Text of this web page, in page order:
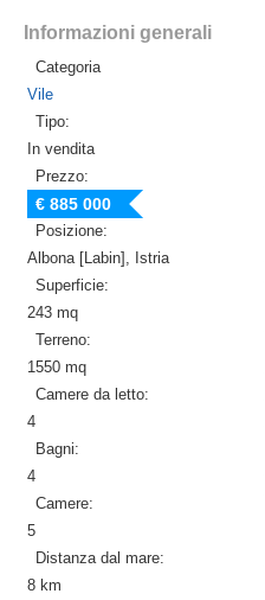
Informazioni generali
Categoria
Vile
Tipo:
In vendita
Prezzo:
€ 885 000
Posizione:
Albona [Labin], Istria
Superficie:
243 mq
Terreno:
1550 mq
Camere da letto:
4
Bagni:
4
Camere:
5
Distanza dal mare:
8 km